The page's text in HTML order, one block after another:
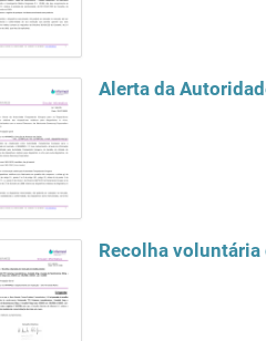
Alerta da
Recolha